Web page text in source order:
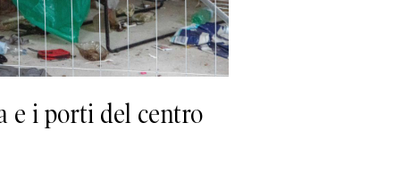
e i porti del centro